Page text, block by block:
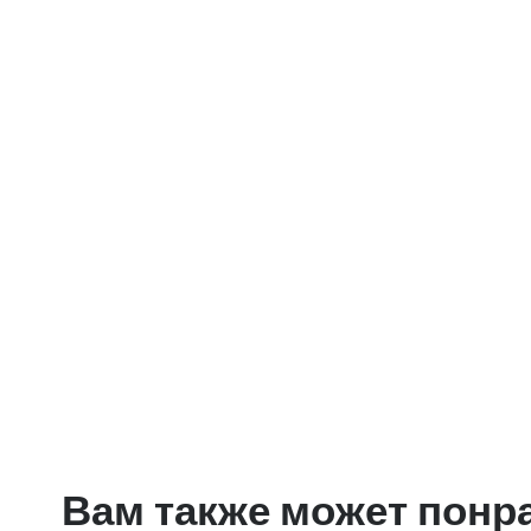
Вам также может